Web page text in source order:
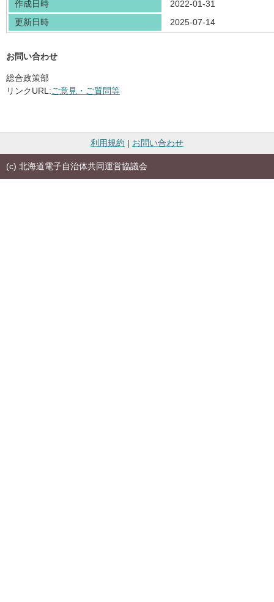
作成日時
2022-01-31
更新日時
2025-07-14
お問い合わせ
総合政策部
リンクURL:ご意見・ご質問等
利用規約 | お問い合わせ
(c) 北海道電子自治体共同運営協議会